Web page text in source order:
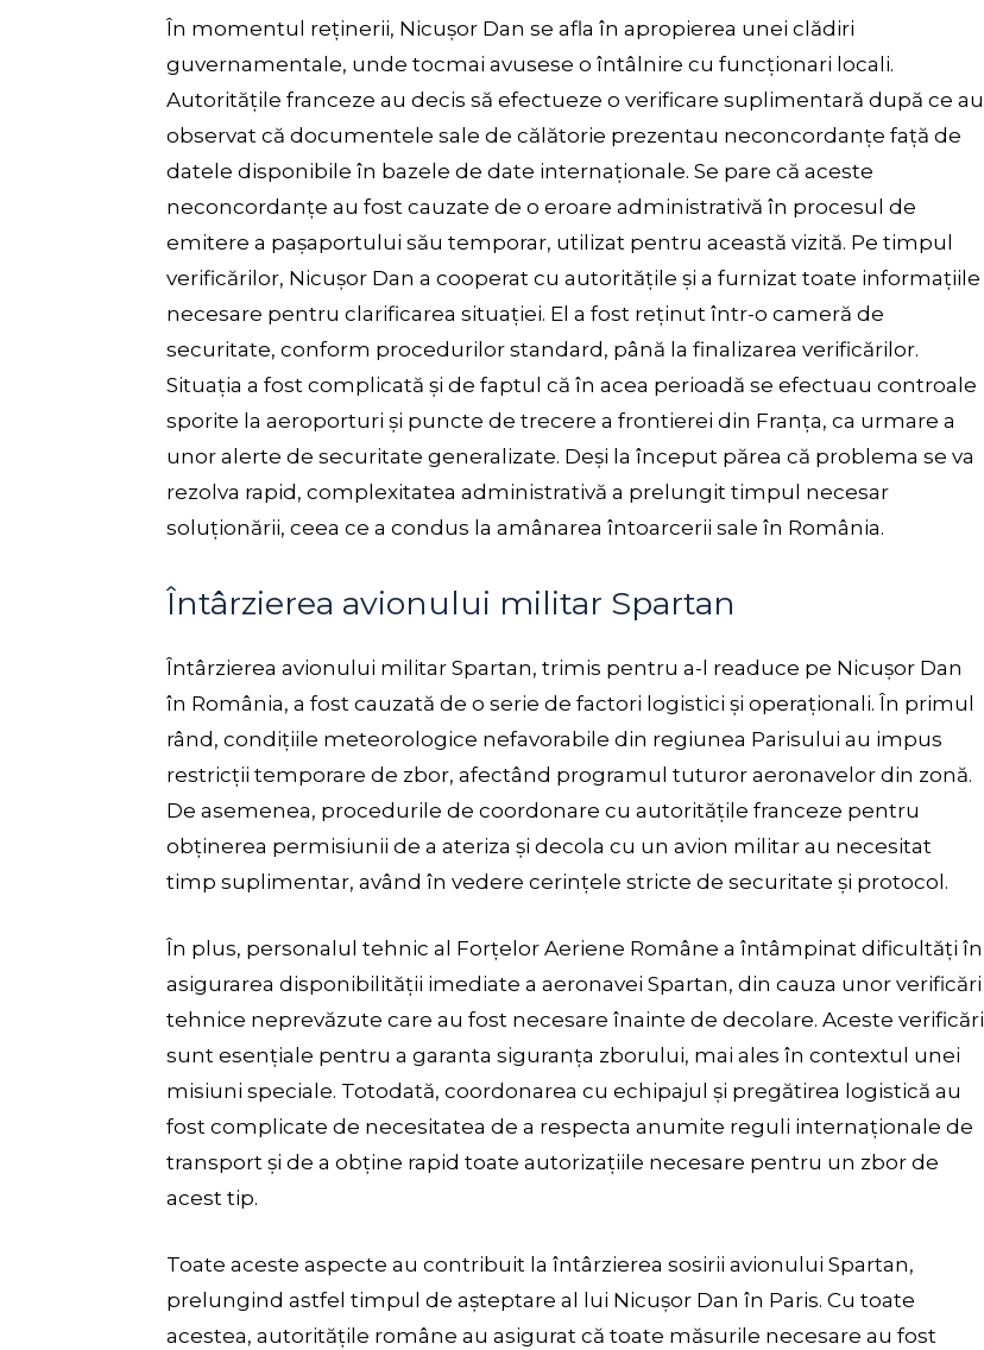
În momentul reținerii, Nicușor Dan se afla în apropierea unei clădiri
guvernamentale, unde tocmai avusese o întâlnire cu funcționari locali.
Autoritățile franceze au decis să efectueze o verificare suplimentară după ce au
observat că documentele sale de călătorie prezentau neconcordanțe față de
datele disponibile în bazele de date internaționale. Se pare că aceste
neconcordanțe au fost cauzate de o eroare administrativă în procesul de
emitere a pașaportului său temporar, utilizat pentru această vizită. Pe timpul
verificărilor, Nicușor Dan a cooperat cu autoritățile și a furnizat toate informațiile
necesare pentru clarificarea situației. El a fost reținut într-o cameră de
securitate, conform procedurilor standard, până la finalizarea verificărilor.
Situația a fost complicată și de faptul că în acea perioadă se efectuau controale
sporite la aeroporturi și puncte de trecere a frontierei din Franța, ca urmare a
unor alerte de securitate generalizate. Deși la început părea că problema se va
rezolva rapid, complexitatea administrativă a prelungit timpul necesar
soluționării, ceea ce a condus la amânarea întoarcerii sale în România.
Întârzierea avionului militar Spartan
Întârzierea avionului militar Spartan, trimis pentru a-l readuce pe Nicușor Dan
în România, a fost cauzată de o serie de factori logistici și operaționali. În primul
rând, condițiile meteorologice nefavorabile din regiunea Parisului au impus
restricții temporare de zbor, afectând programul tuturor aeronavelor din zonă.
De asemenea, procedurile de coordonare cu autoritățile franceze pentru
obținerea permisiunii de a ateriza și decola cu un avion militar au necesitat
timp suplimentar, având în vedere cerințele stricte de securitate și protocol.
În plus, personalul tehnic al Forțelor Aeriene Române a întâmpinat dificultăți în
asigurarea disponibilității imediate a aeronavei Spartan, din cauza unor verificări
tehnice neprevăzute care au fost necesare înainte de decolare. Aceste verificări
sunt esențiale pentru a garanta siguranța zborului, mai ales în contextul unei
misiuni speciale. Totodată, coordonarea cu echipajul și pregătirea logistică au
fost complicate de necesitatea de a respecta anumite reguli internaționale de
transport și de a obține rapid toate autorizațiile necesare pentru un zbor de
acest tip.
Toate aceste aspecte au contribuit la întârzierea sosirii avionului Spartan,
prelungind astfel timpul de așteptare al lui Nicușor Dan în Paris. Cu toate
acestea, autoritățile române au asigurat că toate măsurile necesare au fost